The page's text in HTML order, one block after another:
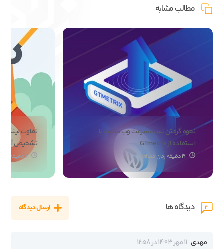
مطالب مشابه
نحوه گرفتن تست سرعت وب سایت با
استفاده از GTmetrix
تفاوت لینک
تشخیص آن
6 دقیقه زمان مطالعه
3 دیدگاه ها ارسال دیدگاه
مهدی 11 مهر 1403 در 12:58